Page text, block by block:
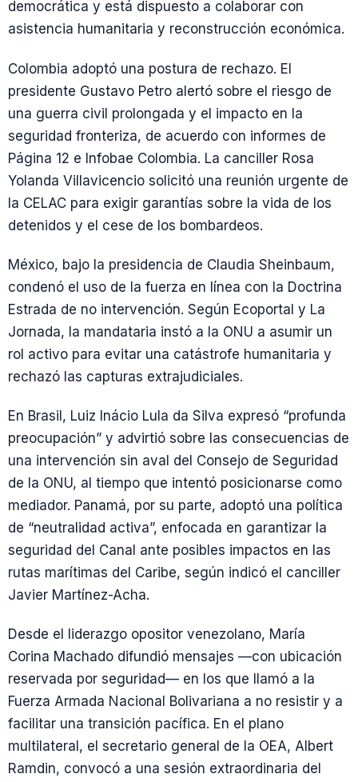
democrática y está dispuesto a colaborar con
asistencia humanitaria y reconstrucción económica.
Colombia adoptó una postura de rechazo. El
presidente Gustavo Petro alertó sobre el riesgo de
una guerra civil prolongada y el impacto en la
seguridad fronteriza, de acuerdo con informes de
Página 12 e Infobae Colombia. La canciller Rosa
Yolanda Villavicencio solicitó una reunión urgente de
la CELAC para exigir garantías sobre la vida de los
detenidos y el cese de los bombardeos.
México, bajo la presidencia de Claudia Sheinbaum,
condenó el uso de la fuerza en línea con la Doctrina
Estrada de no intervención. Según Ecoportal y La
Jornada, la mandataria instó a la ONU a asumir un
rol activo para evitar una catástrofe humanitaria y
rechazó las capturas extrajudiciales.
En Brasil, Luiz Inácio Lula da Silva expresó “profunda
preocupación” y advirtió sobre las consecuencias de
una intervención sin aval del Consejo de Seguridad
de la ONU, al tiempo que intentó posicionarse como
mediador. Panamá, por su parte, adoptó una política
de “neutralidad activa”, enfocada en garantizar la
seguridad del Canal ante posibles impactos en las
rutas marítimas del Caribe, según indicó el canciller
Javier Martínez-Acha.
Desde el liderazgo opositor venezolano, María
Corina Machado difundió mensajes —con ubicación
reservada por seguridad— en los que llamó a la
Fuerza Armada Nacional Bolivariana a no resistir y a
facilitar una transición pacífica. En el plano
multilateral, el secretario general de la OEA, Albert
Ramdin, convocó a una sesión extraordinaria del